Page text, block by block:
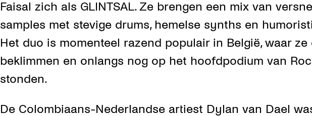
Faisal zich als GLINTSAL. Ze brengen een mix van
samples met stevige drums, hemelse synths en
Het duo is momenteel razend populair in België, waar ze
beklimmen en onlangs nog op het hoofdpodium van
stonden.
De Colombiaans-Nederlandse artiest Dylan van Dael